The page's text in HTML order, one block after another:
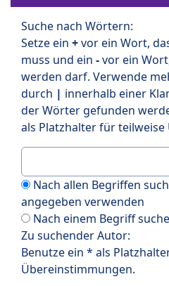
Suche nach Wörtern:
Setze ein +vor ein Wort,
muss und ein -vor ein
werden darf. Verwende
durch | innerhalb einer
der Wörter gefunden
als Platzhalter für
Nach allen Begriffen
angegeben verwenden
Nach einem Begriff
Zu suchender Autor:
Benutze ein * als
Übereinstimmungen.